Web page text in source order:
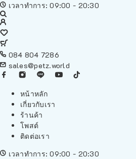
เวลาทำการ: 09:00 - 20:30
084 804 7286
sales@petz.world
หน้าหลัก
เกี่ยวกับเรา
ร้านค้า
โพสต์
ติดต่อเรา
เวลาทำการ: 09:00 - 20:30